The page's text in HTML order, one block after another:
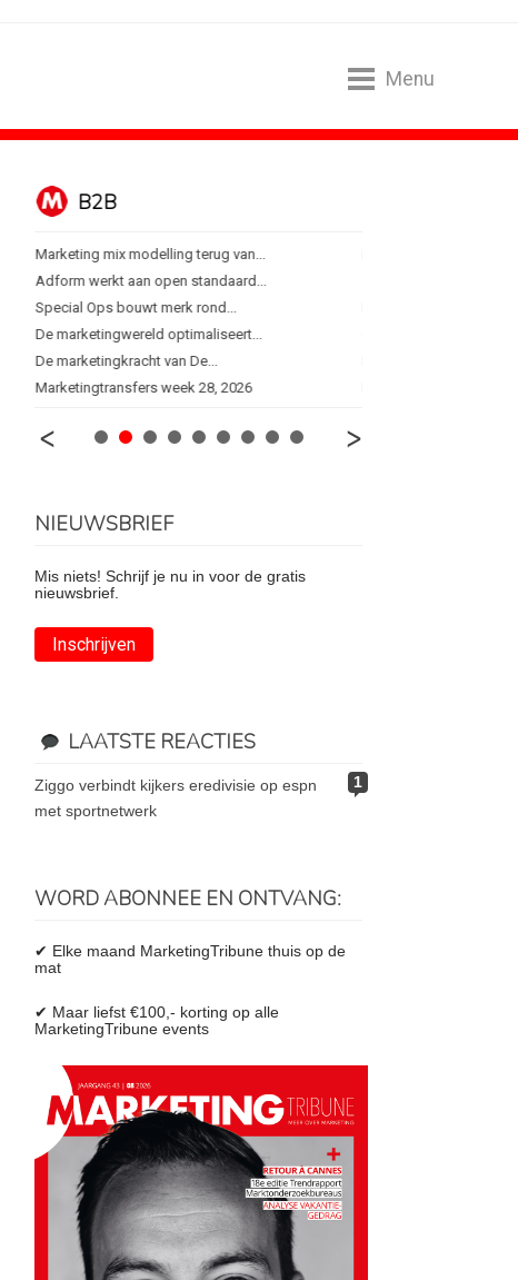
Menu
B2B
Marketing mix modelling terug van...
Adform werkt aan open standaard...
Special Ops bouwt merk rond...
De marketingwereld optimaliseert...
De marketingkracht van De...
Marketingtransfers week 28, 2026
NIEUWSBRIEF
Mis niets! Schrijf je nu in voor de gratis
nieuwsbrief.
Inschrijven
LAATSTE REACTIES
1
ziggo verbindt kijkers eredivisie op espn
met sportnetwerk
WORD ABONNEE EN ONTVANG:
✔ Elke maand MarketingTribune thuis op de
mat
✔ Maar liefst €100,- korting op alle
MarketingTribune events